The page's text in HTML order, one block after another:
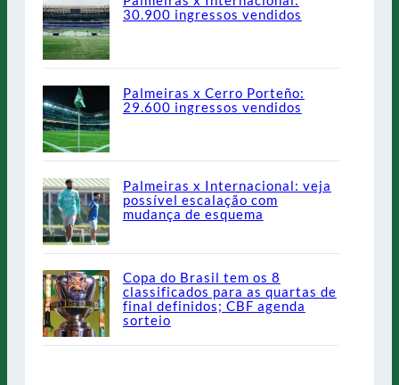
30.900 ingressos vendidos
Palmeiras x Cerro Porteño:
29.600 ingressos vendidos
Palmeiras x Internacional: veja
possível escalação com
mudança de esquema
Copa do Brasil tem os 8
classificados para as quartas de
final definidos; CBF agenda
sorteio